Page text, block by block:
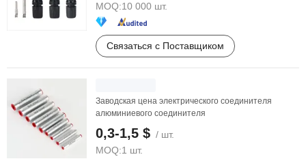
MOQ:10 000 шт.
Связаться с Поставщиком
Заводская цена электрического соединителя
алюминиевого соединителя
0,3-1,5 $ / шт.
MOQ:1 шт.